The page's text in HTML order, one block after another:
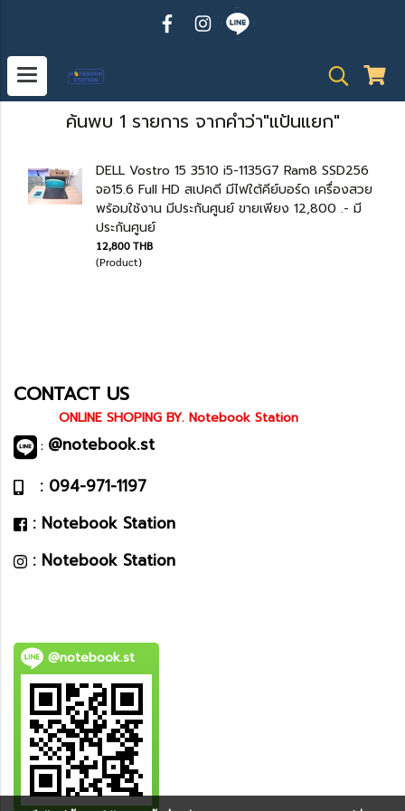
ค้นพบ 1 รายการ จากคำว่า"แป้นแยก"
DELL Vostro 15 3510 i5-1135G7 Ram8 SSD256
จอ15.6 Full HD สเปคดี มีไฟใต้คีย์บอร์ด เครื่องสวย
พร้อมใช้งาน มีประกันศูนย์ ขายเพียง 12,800 .- มี
ประกันศูนย์
12,800 THB
(Product)
CONTACT US
ONLINE SHOPING BY. Notebook Station
:@notebook.st
: 094-971-1197
: Notebook Station
: Notebook Station
@notebook.st